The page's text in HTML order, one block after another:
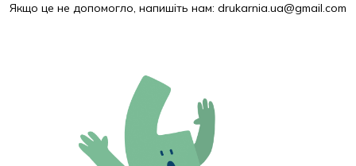
Якщо це не допомогло, напишіть нам: drukarnia.ua@gmail.com